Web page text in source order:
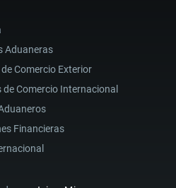
Aduaneras
Comercio Exterior
Comercio Internacional
Financieras